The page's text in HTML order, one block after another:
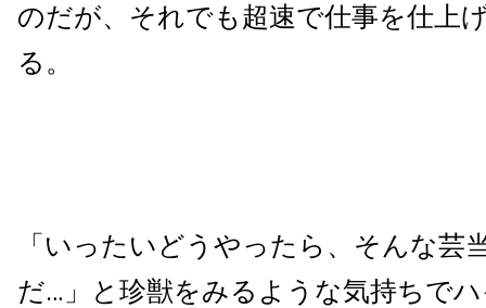
のだが、それでも超速で仕事を仕上
る。
「いったいどうやったら、そんな芸
だ…」と珍獣をみるような気持ちで